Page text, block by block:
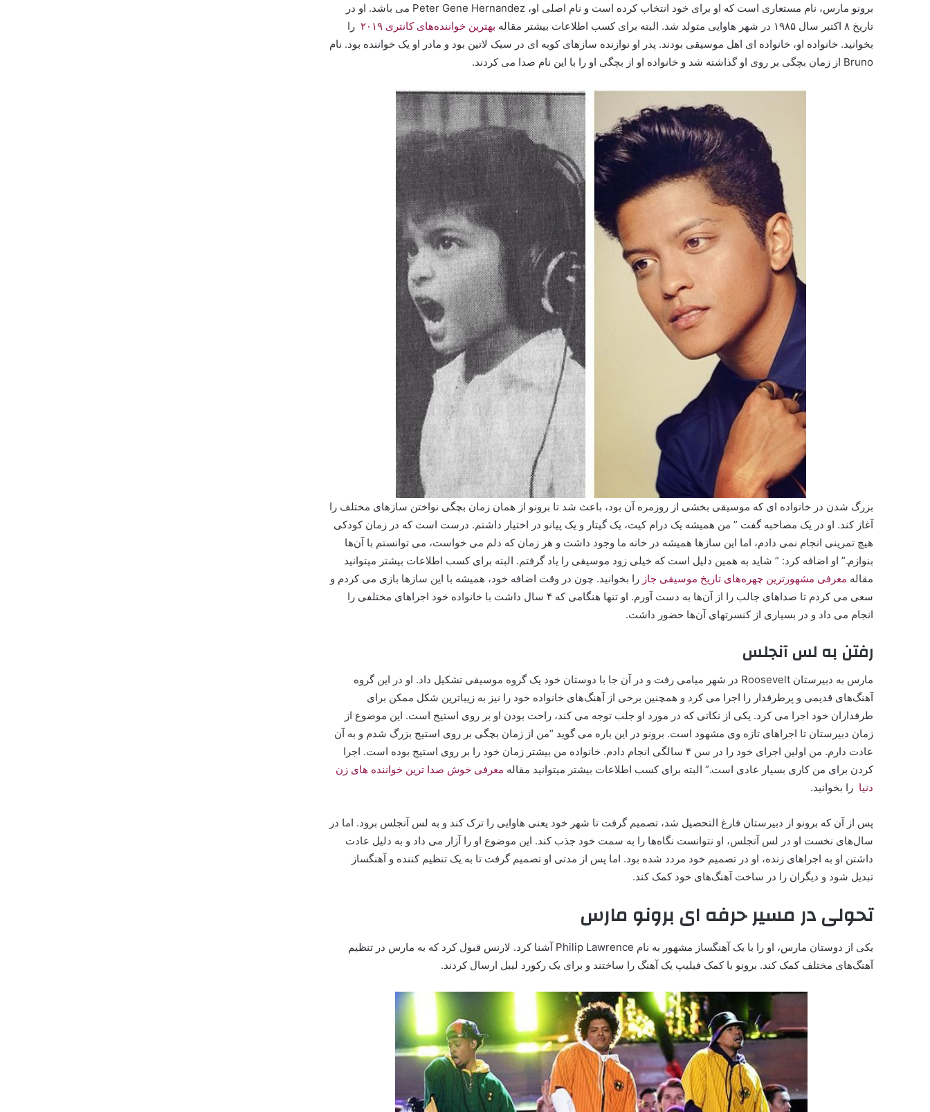
برونو مارس، نام مستعاری است که او برای خود انتخاب کرده است و نام اصلی او، Peter Gene Hernandez می باشد. او در
تاریخ ۸ اکتبر سال ۱۹۸۵ در شهر هاوایی متولد شد. البته برای کسب اطلاعات بیشتر مقاله
بهترین خواننده‌های کانتری ۲۰۱۹
را
بخوانید. خانواده او، خانواده ای اهل موسیقی بودند. پدر او نوازنده سازهای کوبه ای در سبک لاتین بود و مادر او یک خواننده بود. نام
Bruno از زمان بچگی بر روی او گذاشته شد و خانواده او از بچگی او را با این نام صدا می کردند.
بزرگ شدن در خانواده ای که موسیقی بخشی از روزمره آن بود، باعث شد تا برونو از همان زمان بچگی نواختن سازهای مختلف را
آغاز کند. او در یک مصاحبه گفت ” من همیشه یک درام کیت، یک گیتار و یک پیانو در اختیار داشتم. درست است که در زمان کودکی
هیچ تمرینی انجام نمی دادم، اما این سازها همیشه در خانه ما وجود داشت و هر زمان که دلم می خواست، می توانستم با آن‌ها
بنوازم.” او اضافه کرد: ” شاید به همین دلیل است که خیلی زود موسیقی را یاد گرفتم. البته برای کسب اطلاعات بیشتر میتوانید
مقاله معرفی مشهورترین چهره‌های تاریخ موسیقی جاز را بخوانید. چون در وقت اضافه خود، همیشه با این سازها بازی می کردم و
سعی می کردم تا صداهای جالب را از آن‌ها به دست آورم. او تنها هنگامی که ۴ سال داشت با خانواده خود اجراهای مختلفی را
انجام می داد و در بسیاری از کنسرت‎های آن‌ها حضور داشت.
رفتن به لس آنجلس
مارس به دبیرستان Roosevelt در شهر میامی رفت و در آن جا با دوستان خود یک گروه موسیقی تشکیل داد. او در این گروه
آهنگ‌های قدیمی و پرطرفدار را اجرا می کرد و همچنین برخی از آهنگ‌های خانواده خود را نیز به زیباترین شکل ممکن برای
طرفداران خود اجرا می کرد. یکی از نکاتی که در مورد او جلب توجه می کند، راحت بودن او بر روی استیج است. این موضوع از
زمان دبیرستان تا اجراهای تازه وی مشهود است. برونو در این باره می گوید “من از زمان بچگی بر روی استیج بزرگ شدم و به آن
عادت دارم. من اولین اجرای خود را در سن ۴ سالگی انجام دادم. خانواده من بیشتر زمان خود را بر روی استیج بوده است. اجرا
کردن برای من کاری بسیار عادی است.” البته برای کسب اطلاعات بیشتر میتوانید مقاله معرفی خوش صدا ترین خواننده های زن
دنیا را بخوانید.
پس از آن که برونو از دبیرستان فارغ التحصیل شد، تصمیم گرفت تا شهر خود یعنی هاوایی را ترک کند و به لس آنجلس برود. اما در
سال‌های نخست او در لس آنجلس، او نتوانست نگاه‌‎ها را به سمت خود جذب کند. این موضوع او را آزار می داد و به دلیل عادت
داشتن او به اجراهای زنده، او در تصمیم خود مردد شده بود. اما پس از مدتی او تصمیم گرفت تا به یک تنظیم کننده و آهنگساز
تبدیل شود و دیگران را در ساخت آهنگ‌های خود کمک کند.
تحولی در مسیر حرفه ای برونو مارس
یکی از دوستان مارس، او را با یک آهنگساز مشهور به نام Philip Lawrence آشنا کرد. لارنس قبول کرد که به مارس در تنظیم
آهنگ‌های مختلف کمک کند. برونو با کمک فیلیپ یک آهنگ را ساختند و برای یک رکورد لیبل ارسال کردند.